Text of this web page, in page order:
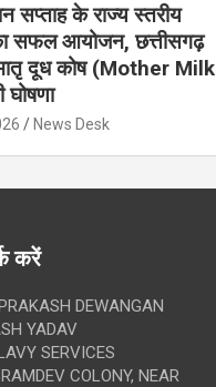
सप्ताह के राज्य स्तरीय
सफल आयोजन, छत्तीसगढ़
दूध कोष (Mother Milk
News Desk
करें
DEWANGAN
YADAV
SERVICES
COLONY, NEAR